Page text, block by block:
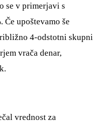
se v primerjavi s
Če upoštevamo še
4-odstotni skupni
vrača denar,
vrednost za